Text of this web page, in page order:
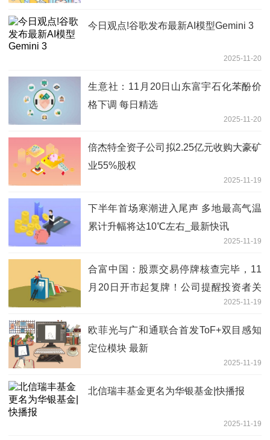
今日观点!谷歌发布最新AI模型Gemini 3
2025-11-20
生意社：11月20日山东富宇石化苯酚价
格下调 每日精选
2025-11-20
倍杰特全资子公司拟2.25亿元收购大豪矿
业55%股权
2025-11-19
下半年首场寒潮进入尾声 多地最高气温
累计升幅将达10℃左右_最新快讯
2025-11-19
合富中国：股票交易停牌核查完毕，11
月20日开市起复牌！公司提醒投资者关
注业绩波动及估值偏高风险，理性投资
即时
2025-11-19
欧菲光与广和通联合首发ToF+双目感知
定位模块 最新
2025-11-19
北信瑞丰基金更名为华银基金|快播报
2025-11-19